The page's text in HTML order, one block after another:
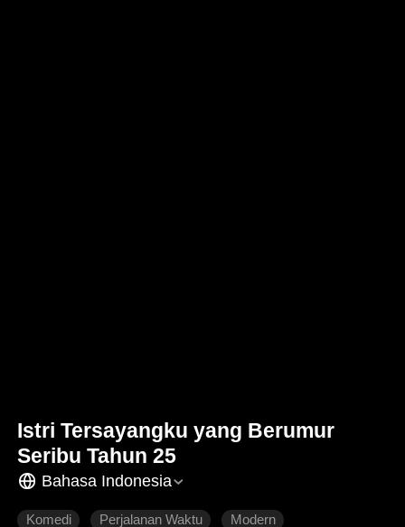
Istri Tersayangku yang Berumur
Seribu Tahun 25
Bahasa Indonesia
Komedi Perjalanan Waktu Modern